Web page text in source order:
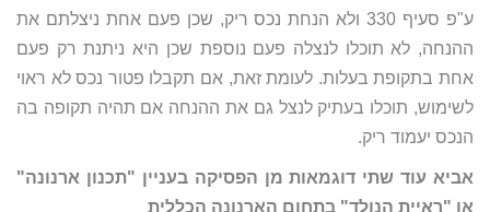
ע"פ סעיף 330 ולא הנחת נכס ריק, שכן פעם אחת ניצלתם את
ההנחה, לא תוכלו לנצלה פעם נוספת שכן היא ניתנת רק פעם
אחת בתקופת בעלות. לעומת זאת, אם תקבלו פטור נכס לא ראוי
לשימוש, תוכלו בעתיק לנצל גם את ההנחה אם תהיה תקופה בה
הנכס יעמוד ריק.
אביא עוד שתי דוגמאות מן הפסיקה בעניין "תכנון ארנונה"
או "ראיית הנולד" בתחום הארנונה הכללית